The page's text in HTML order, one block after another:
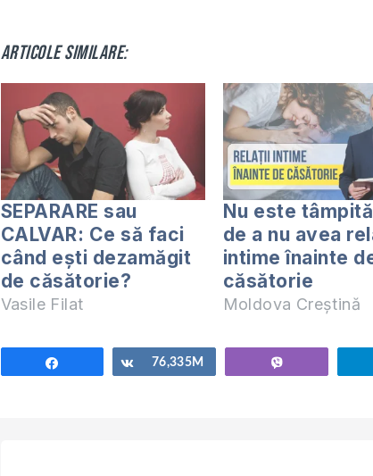
Articole similare:
SEPARARE sau
CALVAR: Ce să faci
când eşti dezamăgit
de căsătorie?
Vasile Filat
Nu este
de a nu avea
intime înainte
căsătorie
Moldova Creștină
Share
76,335M